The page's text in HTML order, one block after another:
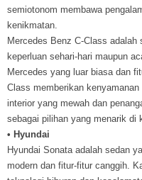
semiotonom membawa
kenikmatan.
Mercedes Benz C-Class
keperluan sehari-hari maupun
Mercedes yang luar biasa dan
Class memberikan
interior yang mewah dan
sebagai pilihan yang menarik di
• Hyundai
Hyundai Sonata adalah sedan
modern dan fitur-fitur canggih.